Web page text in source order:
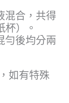
混合，共得
）。
勻後均分兩
如有特殊